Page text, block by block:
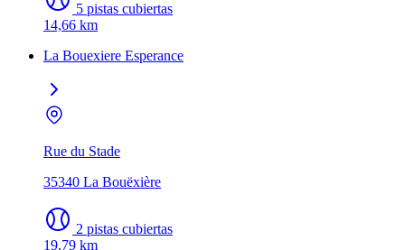
5 pistas cubiertas
14,66 km
La Bouexiere Esperance
Rue du Stade
35340 La Bouëxière
2 pistas cubiertas
19,79 km